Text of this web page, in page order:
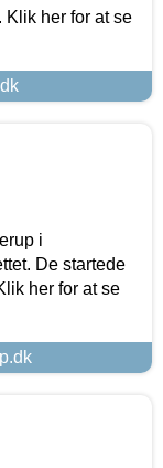
her for at se
i
De startede
her for at se